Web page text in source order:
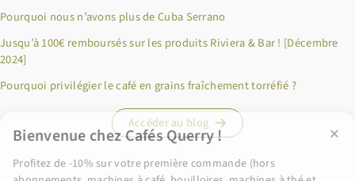
Pourquoi nous n’avons plus de Cuba Serrano
Jusqu’à 100€ remboursés sur les produits Riviera & Bar ! [Décembre
2024]
Pourquoi privilégier le café en grains fraîchement torréfié ?
Accéder au blog
×
Bienvenue chez Cafés Querry !
Profitez de -10% sur votre première commande (hors
abonnements, machines à café, bouilloires, machines à thé et
code ci-dessous, puis collez-le dans le champ "Code promo" de
votre panier.